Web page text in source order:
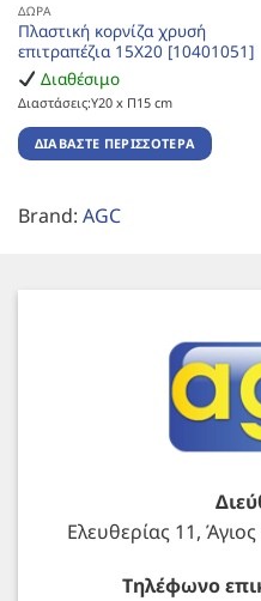
ΔΏΡΑ
Πλαστική κορνίζα χρυσή
επιτραπέζια 15Χ20 [10401051]
Διαθέσιμο
Διαστάσεις:Υ20 x Π15 cm
ΔΙΑΒΆΣΤΕ ΠΕΡΙΣΣΌΤΕΡΑ
Brand: AGC
Ελευθερίας 11,
Τηλέφωνο